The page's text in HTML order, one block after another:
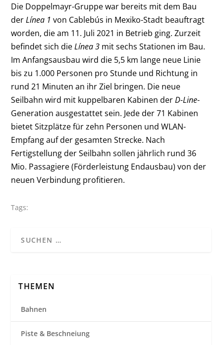
Die Doppelmayr-Gruppe war bereits mit dem Bau
derLínea 1 von Cablebús in Mexiko-Stadt beauftragt
worden, die am 11. Juli 2021 in Betrieb ging. Zurzeit
befindet sich dieLínea 3 mit sechs Stationen im Bau.
Im Anfangsausbau wird die 5,5 km lange neue Linie
bis zu 1.000 Personen pro Stunde und Richtung in
rund 21 Minuten an ihr Ziel bringen. Die neue
Seilbahn wird mit kuppelbaren Kabinen derD-Line-
Generation ausgestattet sein. Jede der 71 Kabinen
bietet Sitzplätze für zehn Personen und WLAN-
Empfang auf der gesamten Strecke. Nach
Fertigstellung der Seilbahn sollen jährlich rund 36
Mio. Passagiere (Förderleistung Endausbau) von der
neuen Verbindung profitieren.
Tags:
THEMEN
Bahnen
Piste & Beschneiung